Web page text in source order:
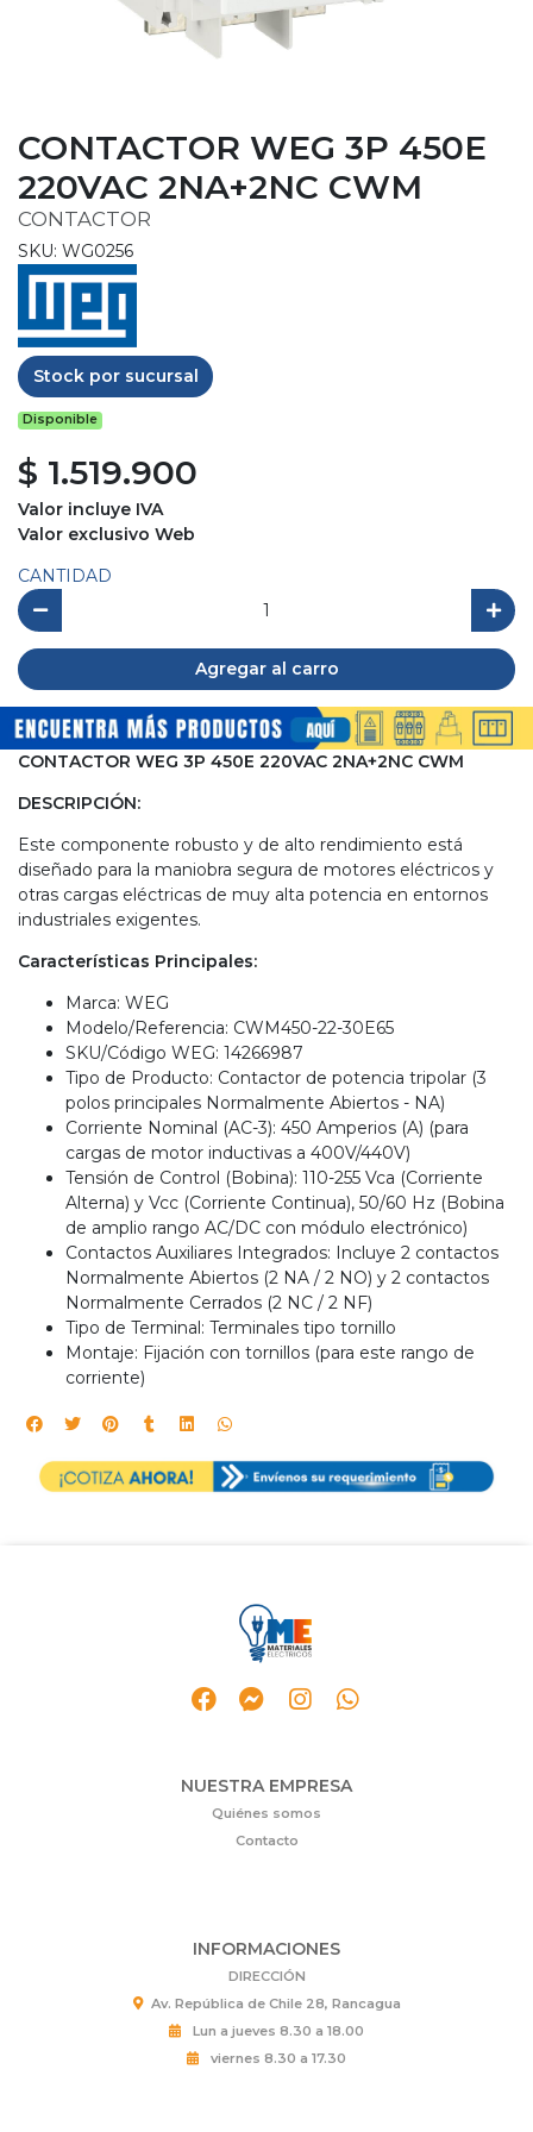
CONTACTOR WEG 3P 450E
220VAC 2NA+2NC CWM
CONTACTOR
SKU: WG0256
Stock por sucursal
Disponible
$ 1.519.900
Valor incluye IVA
Valor exclusivo Web
CANTIDAD
Agregar al carro
CONTACTOR WEG 3P 450E 220VAC 2NA+2NC CWM
DESCRIPCIÓN:
Este componente robusto y de alto rendimiento está
diseñado para la maniobra segura de motores eléctricos y
otras cargas eléctricas de muy alta potencia en entornos
industriales exigentes.
Características Principales:
Marca: WEG
Modelo/Referencia: CWM450-22-30E65
SKU/Código WEG: 14266987
Tipo de Producto: Contactor de potencia tripolar (3
polos principales Normalmente Abiertos - NA)
Corriente Nominal (AC-3): 450 Amperios (A) (para
cargas de motor inductivas a 400V/440V)
Tensión de Control (Bobina): 110-255 Vca (Corriente
Alterna) y Vcc (Corriente Continua), 50/60 Hz (Bobina
de amplio rango AC/DC con módulo electrónico)
Contactos Auxiliares Integrados: Incluye 2 contactos
Normalmente Abiertos (2 NA / 2 NO) y 2 contactos
Normalmente Cerrados (2 NC / 2 NF)
Tipo de Terminal: Terminales tipo tornillo
Montaje: Fijación con tornillos (para este rango de
corriente)
NUESTRA EMPRESA
Quiénes somos
Contacto
INFORMACIONES
DIRECCIÓN
Av. República de Chile 28, Rancagua
Lun a jueves 8.30 a 18.00
viernes 8.30 a 17.30